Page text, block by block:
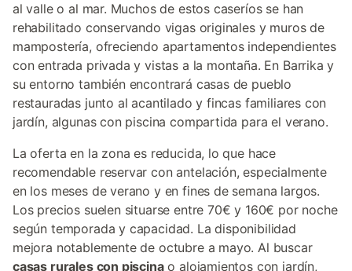
al valle o al mar. Muchos de estos caseríos se han
rehabilitado conservando vigas originales y muros de
mampostería, ofreciendo apartamentos independientes
con entrada privada y vistas a la montaña. En Barrika y
su entorno también encontrará casas de pueblo
restauradas junto al acantilado y fincas familiares con
jardín, algunas con piscina compartida para el verano.
La oferta en la zona es reducida, lo que hace
recomendable reservar con antelación, especialmente
en los meses de verano y en fines de semana largos.
Los precios suelen situarse entre 70€ y 160€ por noche
según temporada y capacidad. La disponibilidad
mejora notablemente de octubre a mayo. Al buscar
casas rurales con piscinao alojamientos con jardín,